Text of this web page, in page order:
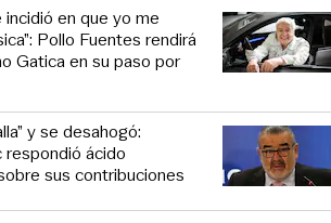
en que yo me
Pollo Fuentes rendirá
Gatica en su paso por
y se desahogó:
ácido
sus contribuciones